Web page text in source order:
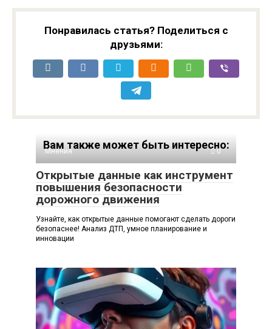
Понравилась статья? Поделиться с
друзьями:
Вам также может быть интересно:
Мнения 0
Открытые данные как инструмент
повышения безопасности
дорожного движения
Узнайте, как открытые данные помогают сделать дороги
безопаснее! Анализ ДТП, умное планирование и
инновации